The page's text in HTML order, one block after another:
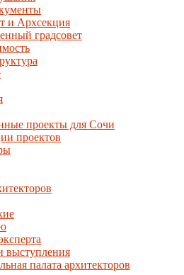
и Архсекция
градсовет
проекты для Сочи
проектов
выступления
палата архитекторов